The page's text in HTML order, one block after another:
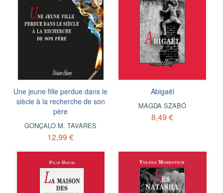
Une jeune fille perdue dans le
siècle à la recherche de son
père
GONÇALO M. TAVARES
12,99 €
Abigaël
MAGDA SZABÓ
8,49 €